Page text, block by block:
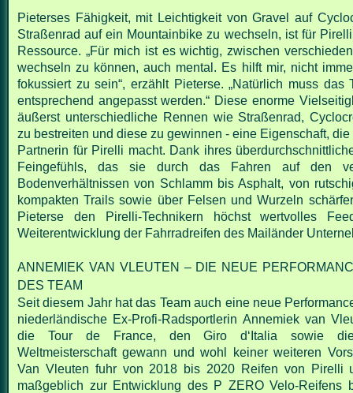
Pieterses Fähigkeit, mit Leichtigkeit von Gravel auf
Straßenrad auf ein Mountainbike zu wechseln, ist für
Ressource. „Für mich ist es wichtig, zwischen
wechseln zu können, auch mental. Es hilft mir, nicht
fokussiert zu sein“, erzählt Pieterse. „Natürlich muss das
entsprechend angepasst werden.“ Diese enorme
äußerst unterschiedliche Rennen wie Straßenrad,
zu bestreiten und diese zu gewinnen - eine Eigenschaft,
Partnerin für Pirelli macht. Dank ihres
Feingefühls, das sie durch das Fahren auf den
Bodenverhältnissen von Schlamm bis Asphalt, von
kompakten Trails sowie über Felsen und Wurzeln
Pieterse den Pirelli-Technikern höchst wertvolles
Weiterentwicklung der Fahrradreifen des Mailänder
ANNEMIEK VAN VLEUTEN – DIE NEUE
DES TEAM
Seit diesem Jahr hat das Team auch eine neue
niederländische Ex-Profi-Radsportlerin Annemiek van
die Tour de France, den Giro d‘Italiasowie
Weltmeisterschaft gewann und wohl keiner weiteren
Van Vleuten fuhr von 2018 bis 2020 Reifen von Pirelli
maßgeblich zur Entwicklung des P ZERO Velo-Reifens